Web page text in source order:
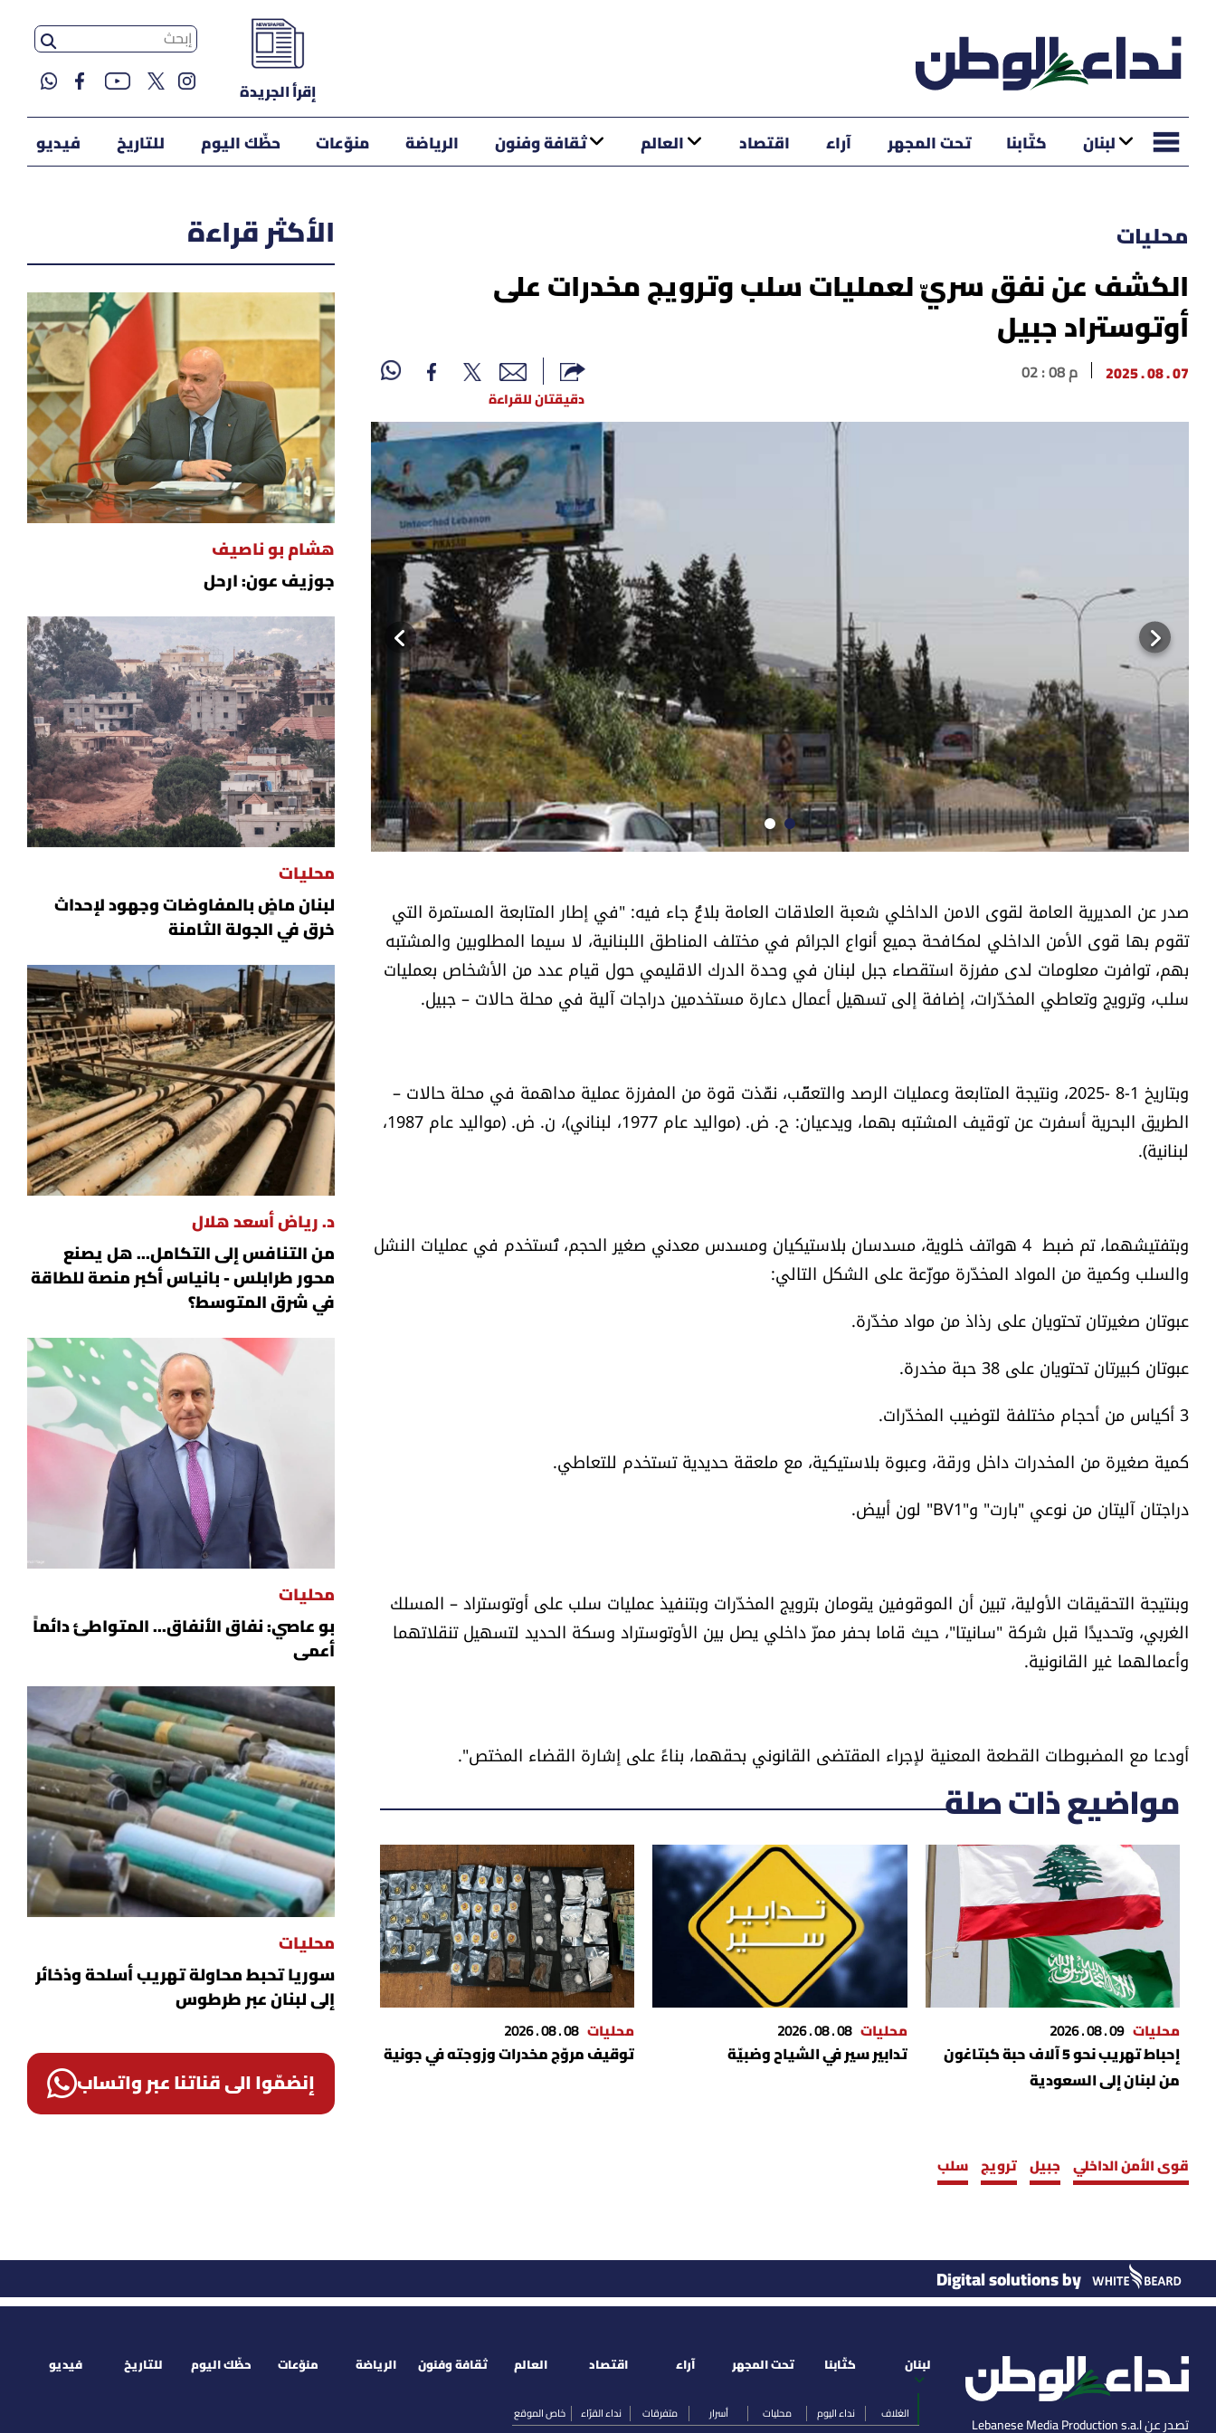
إقرأ الجريدة
لبنان كتّابنا تحت المجهر آراء اقتصاد العالم ثقافة وفنون الرياضة منوّعات حظّك اليوم للتاريخ فيديو
محليات
الكشف عن نفق سريّ لعمليات سلب وترويج مخدرات على
أوتوستراد جبيل
07 . 08 . 2025 02 : 08 م
دقيقتان للقراءة
صدر عن المديرية العامة لقوى الامن الداخلي شعبة العلاقات العامة بلاغٌ جاء فيه: "في إطار المتابعة المستمرة التي
تقوم بها قوى الأمن الداخلي لمكافحة جميع أنواع الجرائم في مختلف المناطق اللبنانية، لا سيما المطلوبين والمشتبه
بهم، توافرت معلومات لدى مفرزة استقصاء جبل لبنان في وحدة الدرك الاقليمي حول قيام عدد من الأشخاص بعمليات
سلب، وترويج وتعاطي المخدّرات، إضافة إلى تسهيل أعمال دعارة مستخدمين دراجات آلية في محلة حالات – جبيل.
وبتاريخ 1-8 -2025، ونتيجة المتابعة وعمليات الرصد والتعقّب، نفّذت قوة من المفرزة عملية مداهمة في محلة حالات –
الطريق البحرية أسفرت عن توقيف المشتبه بهما، ويدعيان: ح. ض. (مواليد عام 1977، لبناني)، ن. ض. (مواليد عام 1987،
لبنانية).
وبتفتيشهما، تم ضبط 4 هواتف خلوية، مسدسان بلاستيكيان ومسدس معدني صغير الحجم، تُستخدم في عمليات النشل
والسلب وكمية من المواد المخدّرة موزّعة على الشكل التالي:
عبوتان صغيرتان تحتويان على رذاذ من مواد مخدّرة.
عبوتان كبيرتان تحتويان على 38 حبة مخدرة.
3 أكياس من أحجام مختلفة لتوضيب المخدّرات.
كمية صغيرة من المخدرات داخل ورقة، وعبوة بلاستيكية، مع ملعقة حديدية تستخدم للتعاطي.
دراجتان آليتان من نوعي "بارت" و"BV1" لون أبيض.
وبنتيجة التحقيقات الأولية، تبين أن الموقوفين يقومان بترويج المخدّرات وبتنفيذ عمليات سلب على أوتوستراد – المسلك
الغربي، وتحديدًا قبل شركة "سانيتا"، حيث قاما بحفر ممرّ داخلي يصل بين الأوتوستراد وسكة الحديد لتسهيل تنقلاتهما
وأعمالهما غير القانونية.
أودعا مع المضبوطات القطعة المعنية لإجراء المقتضى القانوني بحقهما، بناءً على إشارة القضاء المختص".
مواضيع ذات صلة
محليات 09 . 08 . 2026
إحباط تهريب نحو 5 آلاف حبة كبتاغون
من لبنان إلى السعودية
محليات 08 . 08 . 2026
تدابير سير في الشياح وضبيّة
محليات 08 . 08 . 2026
توقيف مروّج مخدرات وزوجته في جونية
قوى الأمن الداخلي جبيل ترويج سلب
الأكثر قراءة
هشام بو ناصيف
جوزيف عون: ارحل
محليات
لبنان ماضٍ بالمفاوضات وجهود لإحداث
خرق في الجولة الثامنة
د. رياض أسعد هلال
من التنافس إلى التكامل... هل يصنع
محور طرابلس - بانياس أكبر منصة للطاقة
في شرق المتوسط؟
محليات
بو عاصي: نفاق الأنفاق... المتواطئ دائماً
أعمى
محليات
سوريا تحبط محاولة تهريب أسلحة وذخائر
إلى لبنان عبر طرطوس
إنضمّوا الى قناتنا عبر واتساب
Digital solutions by
تصدر عن Lebanese Media Production s.a.l
لبنان
الغلاف نداء اليوم محليات أسرار متفرقات نداء القرّاء خاص الموقع
كتّابنا تحت المجهر آراء اقتصاد العالم ثقافة وفنون الرياضة منوّعات حظّك اليوم للتاريخ فيديو